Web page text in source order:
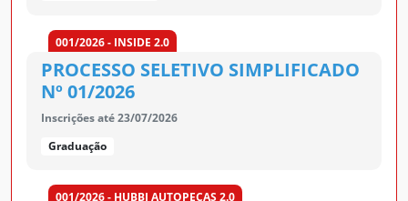
001/2026 - INSIDE 2.0
PROCESSO SELETIVO SIMPLIFICADO
Nº 01/2026
Inscrições até 23/07/2026
Graduação
001/2026 - HUBBI AUTOPEÇAS 2.0